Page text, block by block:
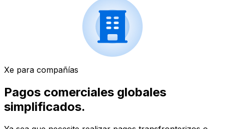
Xe para compañías
Pagos comerciales globales
simplificados.